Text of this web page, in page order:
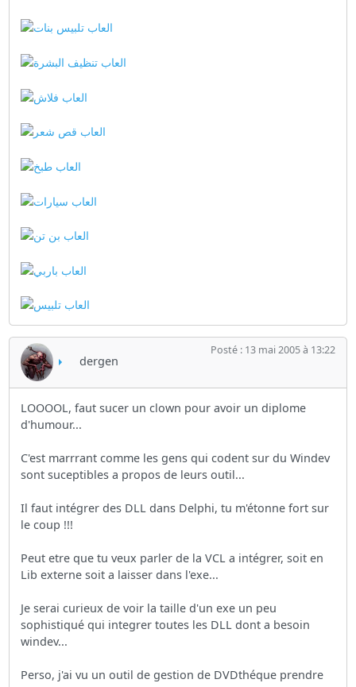
dergen
Posté : 13 mai 2005 à 13:22
LOOOOL, faut sucer un clown pour avoir un diplome
d'humour...
C'est marrrant comme les gens qui codent sur du Windev
sont suceptibles a propos de leurs outil...
Il faut intégrer des DLL dans Delphi, tu m'étonne fort sur
le coup !!!
Peut etre que tu veux parler de la VCL a intégrer, soit en
Lib externe soit a laisser dans l'exe...
Je serai curieux de voir la taille d'un exe un peu
sophistiqué qui integrer toutes les DLL dont a besoin
windev...
Perso, j'ai vu un outil de gestion de DVDthéque prendre